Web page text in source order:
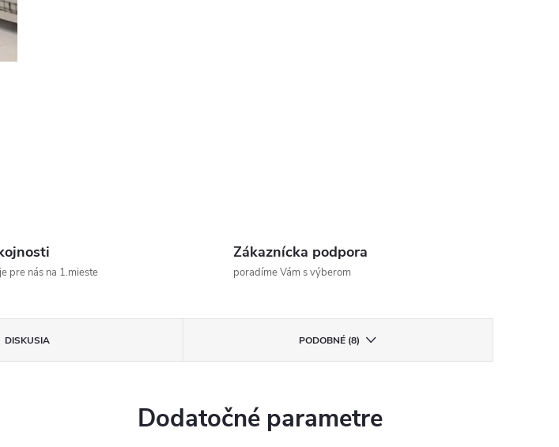
pre nás na 1.mieste
Zákaznícka podpora
poradíme Vám s výberom
DISKUSIA PODOBNÉ (8)
Dodatočné parametre